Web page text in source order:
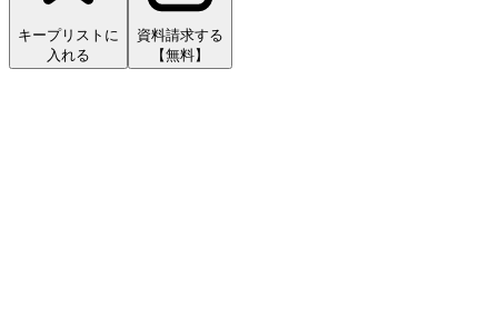
キープリストに
入れる
資料請求する
【無料】